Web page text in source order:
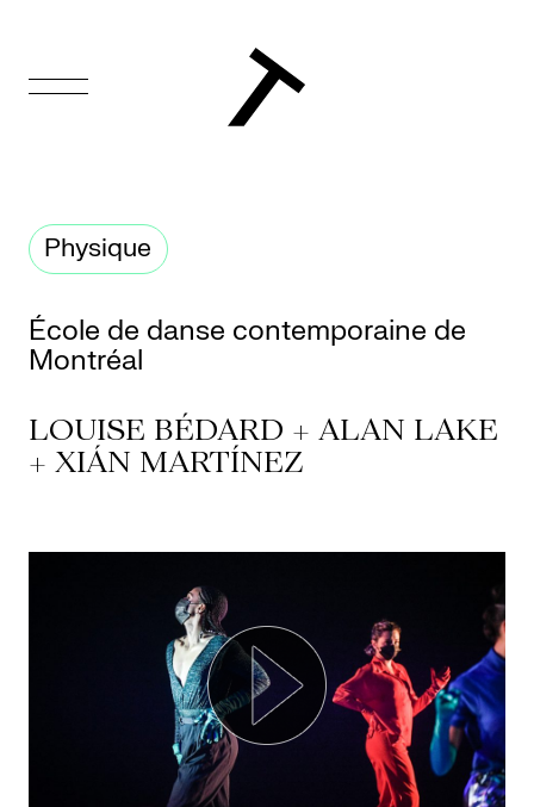
Appuyez-
nous
Programmation
Billetterie
Physique
École de danse contemporaine de
Montréal
LOUISE BÉDARD + ALAN LAKE
+ XIÁN MARTÍNEZ